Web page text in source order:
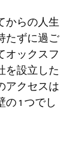
からの人生
たずに過ご
オックスフ
を設立した
アクセスは
1 つでし